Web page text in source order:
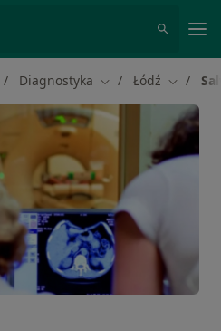
Diagnostyka Zmień miasto
Łódź Zmień